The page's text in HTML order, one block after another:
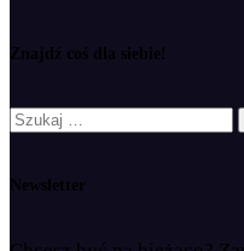
Znajdź coś dla siebie!
Szukaj:
Newsletter